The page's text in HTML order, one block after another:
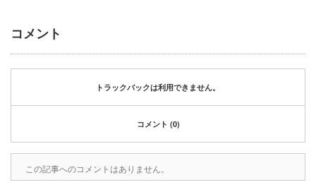
コメント
トラックバックは利用できません。
コメント (0)
この記事へのコメントはありません。